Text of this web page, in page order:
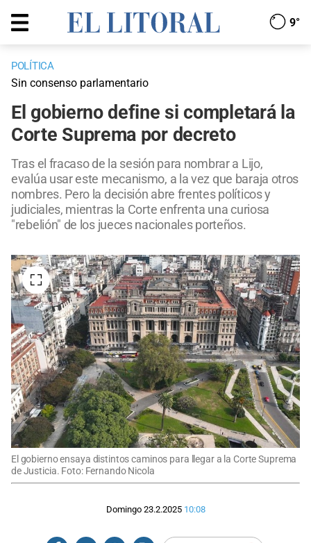
9°
POLÍTICA
Sin consenso parlamentario
El gobierno define si completará la
Corte Suprema por decreto
Tras el fracaso de la sesión para nombrar a Lijo,
evalúa usar este mecanismo, a la vez que baraja otros
nombres. Pero la decisión abre frentes políticos y
judiciales, mientras la Corte enfrenta una curiosa
"rebelión" de los jueces nacionales porteños.
El gobierno ensaya distintos caminos para llegar a la Corte Suprema
de Justicia. Foto: Fernando Nicola
Domingo 23.2.2025 10:08